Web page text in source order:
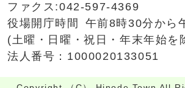
ファクス:042-597-4369
役場開庁時間
午前8時30分から
(土曜・日曜・祝日・年末年始を
法人番号：1000020133051